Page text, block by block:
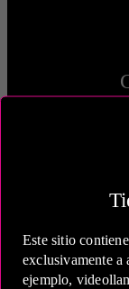
Este sitio
exclusivamente
ejemplo,